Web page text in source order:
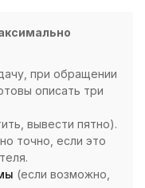
при обращении
описать три
вывести пятно).
точно, если это
(если возможно,